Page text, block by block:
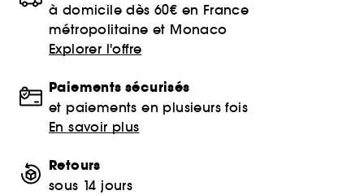
à domicile dès 60€ en France
métropolitaine et Monaco
Explorer l'offre
Paiements sécurisés
et paiements en plusieurs fois
En savoir plus
Retours
sous 14 jours